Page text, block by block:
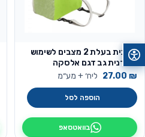
צידנית בעלת 2 מצבים לשימוש
כצידנית גב דגם אלסקה
27.00 ₪ ליח׳ + מע״מ
הוספה לסל
בוואטסאפ